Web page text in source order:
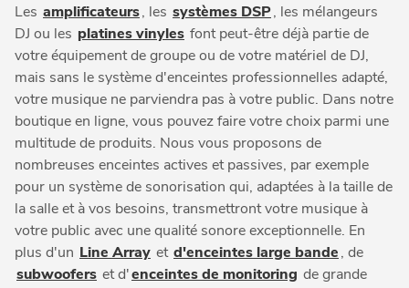
Les amplificateurs, les systèmes DSP, les mélangeurs
DJ ou les platines vinyles font peut-être déjà partie de
votre équipement de groupe ou de votre matériel de DJ,
mais sans le système d'enceintes professionnelles adapté,
votre musique ne parviendra pas à votre public. Dans notre
boutique en ligne, vous pouvez faire votre choix parmi une
multitude de produits. Nous vous proposons de
nombreuses enceintes actives et passives, par exemple
pour un système de sonorisation qui, adaptées à la taille de
la salle et à vos besoins, transmettront votre musique à
votre public avec une qualité sonore exceptionnelle. En
plus d'un Line Array et d'enceintes large bande, de
subwoofers et d'enceintes de monitoring de grande